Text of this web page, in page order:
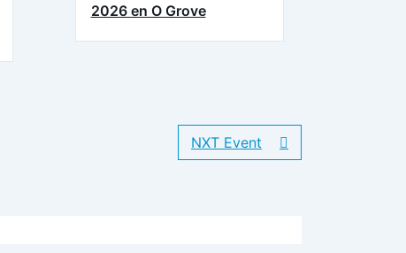
2026 en O Grove
NXT Event